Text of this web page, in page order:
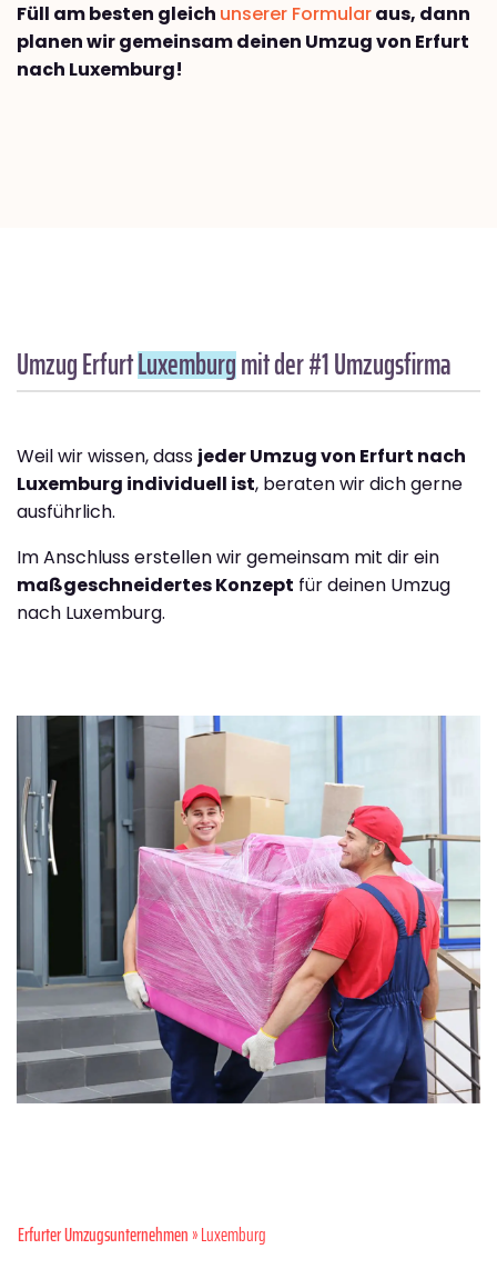
Füll am besten gleich unserer Formularaus, dann
planen wir gemeinsam deinen Umzug von Erfurt
nach Luxemburg!
Umzug ErfurtLuxemburgmit der #1 Umzugsfirma
Weil wir wissen, dass jeder Umzug von Erfurt nach
Luxemburg individuell ist, beraten wir dich gerne
ausführlich.
Im Anschluss erstellen wir gemeinsam mit dir ein
maßgeschneidertes Konzept für deinen Umzug
nach Luxemburg.
Erfurter Umzugsunternehmen» Luxemburg